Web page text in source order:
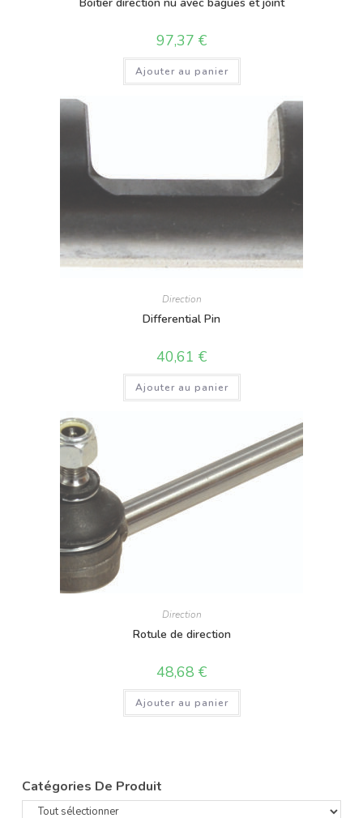
97,37 €
Ajouter au panier
Direction
Differential Pin
40,61 €
Ajouter au panier
Direction
Rotule de direction
48,68 €
Ajouter au panier
Catégories De Produit